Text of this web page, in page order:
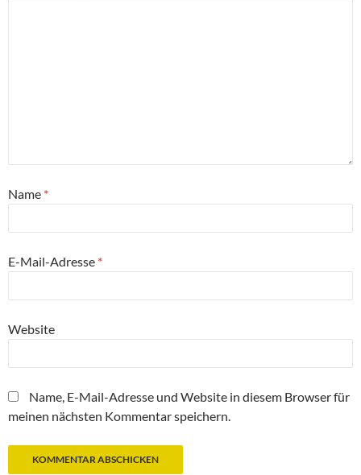
Name *
E-Mail-Adresse *
Website
Name, E-Mail-Adresse und Website in diesem Browser für
meinen nächsten Kommentar speichern.